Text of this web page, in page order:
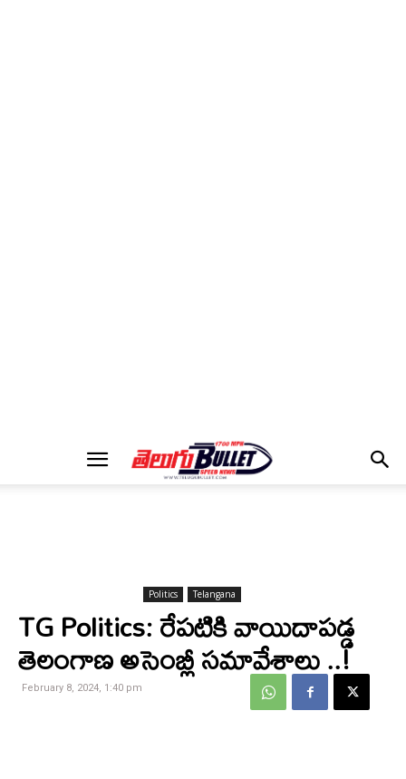
Politics Telangana
TG Politics: రేపటికి వాయిదాపడ్డ
తెలంగాణ అసెంబ్లీ సమావేశాలు ..!
February 8, 2024, 1:40 pm